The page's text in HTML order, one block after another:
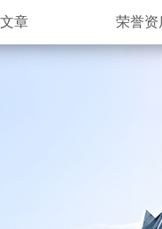
章 荣誉资